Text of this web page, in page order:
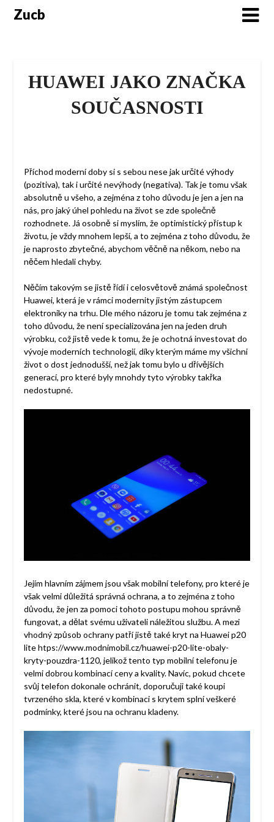
SkipZucb
HUAWEI JAKO ZNAČKA
SOUČASNOSTI
Příchod moderní doby si s sebou nese jak určité výhody
(pozitiva), tak i určité nevýhody (negativa). Tak je tomu však
absolutně u všeho, a zejména z toho důvodu je jen a jen na
nás, pro jaký úhel pohledu na život se zde společně
rozhodnete. Já osobně si myslím, že optimistický přístup k
životu, je vždy mnohem lepší, a to zejména z toho důvodu, že
je naprosto zbytečné, abychom věčně na někom, nebo na
něčem hledali chyby.
Něčím takovým se jistě řídí i celosvětově známá společnost
Huawei, která je v rámci modernity jistým zástupcem
elektroniky na trhu. Dle mého názoru je tomu tak zejména z
toho důvodu, že není specializována jen na jeden druh
výrobku, což jistě vede k tomu, že je ochotná investovat do
vývoje moderních technologií, díky kterým máme my všichni
život o dost jednodušší, než jak tomu bylo u dřívějších
generací, pro které byly mnohdy tyto výrobky takřka
nedostupné.
Jejím hlavním zájmem jsou však mobilní telefony, pro které je
však velmi důležitá správná ochrana, a to zejména z toho
důvodu, že jen za pomoci tohoto postupu mohou správně
fungovat, a dělat svému uživateli náležitou službu. A mezi
vhodný způsob ochrany patří jistě takékryt na Huawei p20
lite htps://www.modnimobil.cz/huawei-p20-lite-obaly-
kryty-pouzdra-1120, jelikož tento typ mobilní telefonu je
velmi dobrou kombinací ceny a kvality. Navíc, pokud chcete
svůj telefon dokonale ochránit, doporučuji také koupi
tvrzeného skla, které v kombinaci s krytem splní veškeré
podmínky, které jsou na ochranu kladeny.